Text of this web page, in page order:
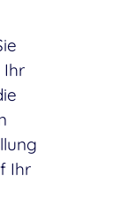
Ihr
Ihr